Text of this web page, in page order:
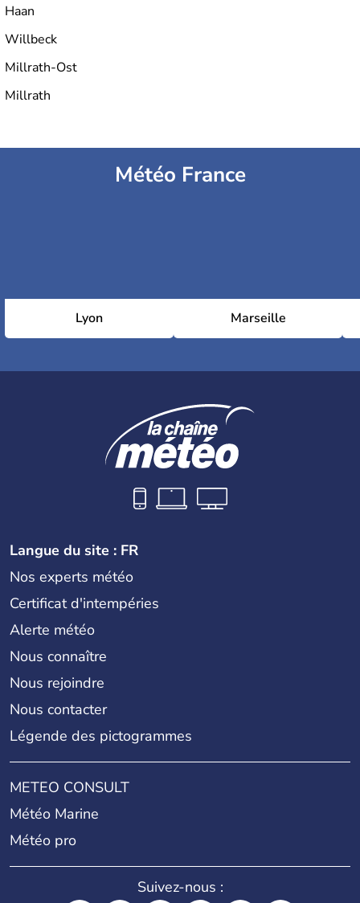
Haan
Willbeck
Millrath-Ost
Millrath
Météo France
Lyon Marseille
Langue du site : FR
Nos experts météo
Certificat d'intempéries
Alerte météo
Nous connaître
Nous rejoindre
Nous contacter
Légende des pictogrammes
METEO CONSULT
Météo Marine
Météo pro
Suivez-nous :